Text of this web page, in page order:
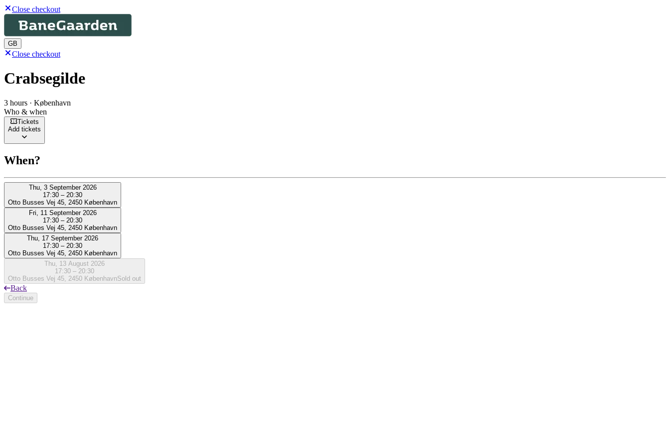
Close checkout
GB
Close checkout
Crabsegilde
3 hours · København
Who & when
Tickets
Add tickets
When?
Thu, 3 September 2026
17:30 – 20:30
Otto Busses Vej 45, 2450 København
Fri, 11 September 2026
17:30 – 20:30
Otto Busses Vej 45, 2450 København
Thu, 17 September 2026
17:30 – 20:30
Otto Busses Vej 45, 2450 København
Thu, 13 August 2026
17:30 – 20:30
Otto Busses Vej 45, 2450 KøbenhavnSold out
Back
Continue